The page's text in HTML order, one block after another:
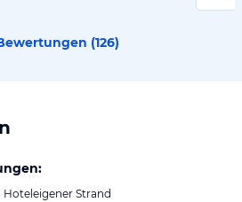
(126)
Hoteleigener Strand